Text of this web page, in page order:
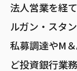
法人営業を経
ルガン・スタ
私募調達やM
ど投資銀行業